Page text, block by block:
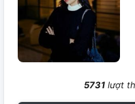
5731lượt